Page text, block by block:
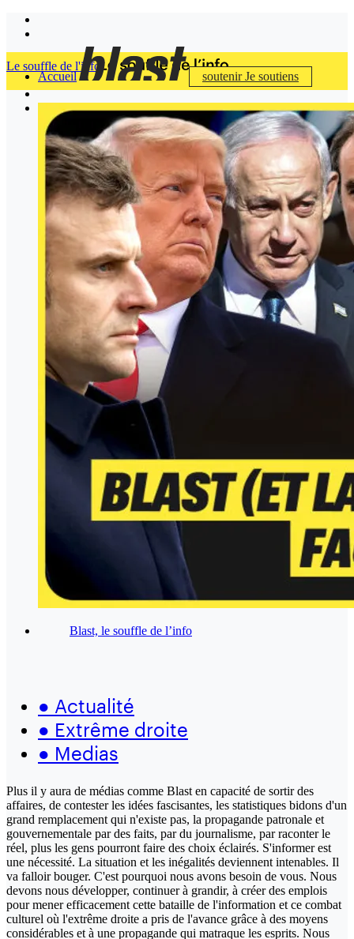
Accueil soutenirJe soutiens
Le souffle de l'info
Blast, le souffle de l’info
● Actualité
● Extrême droite
● Medias
Plus il y aura de médias comme Blast en capacité de sortir des
affaires, de contester les idées fascisantes, les statistiques bidons d'un
grand remplacement qui n'existe pas, la propagande patronale et
gouvernementale par des faits, par du journalisme, par raconter le
réel, plus les gens pourront faire des choix éclairés. S'informer est
une nécessité. La situation et les inégalités deviennent intenables. Il
va falloir bouger. C'est pourquoi nous avons besoin de vous. Nous
devons nous développer, continuer à grandir, à créer des emplois
pour mener efficacement cette bataille de l'information et ce combat
culturel où l'extrême droite a pris de l'avance grâce à des moyens
considérables et à une propagande qui matraque les esprits. Nous